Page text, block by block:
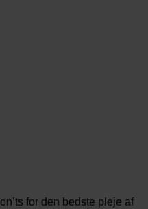
for den bedste pleje af